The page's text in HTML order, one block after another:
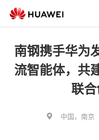
南钢携手华为
流智能体，共
联
中国，南京